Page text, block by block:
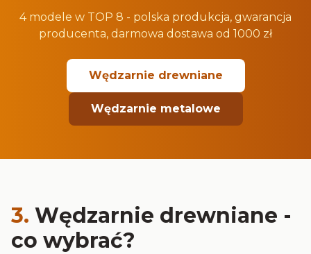
4 modele w TOP 8 - polska produkcja, gwarancja
producenta, darmowa dostawa od 1000 zł
Wędzarnie drewniane
Wędzarnie metalowe
3. Wędzarnie drewniane -
co wybrać?